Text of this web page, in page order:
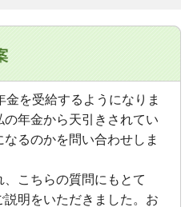
を受給するようになりま
年金から天引きされてい
るのかを問い合わせしま
こちらの質問にもとて
明をいただきました。お